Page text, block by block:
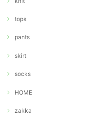
tops
pants
skirt
socks
HOME
zakka